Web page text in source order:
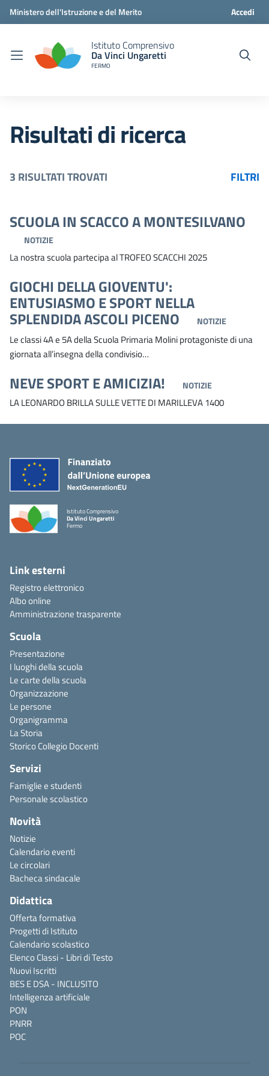
Ministero dell'Istruzione e del Merito Accedi
Istituto Comprensivo
Da Vinci Ungaretti
FERMO
Risultati di ricerca
3 RISULTATI TROVATI FILTRI
SCUOLA IN SCACCO A MONTESILVANO
NOTIZIE
La nostra scuola partecipa al TROFEO SCACCHI 2025
GIOCHI DELLA GIOVENTU':
ENTUSIASMO E SPORT NELLA
SPLENDIDA ASCOLI PICENO NOTIZIE
Le classi 4A e 5A della Scuola Primaria Molini protagoniste di una
giornata all’insegna della condivisio…
NEVE SPORT E AMICIZIA! NOTIZIE
LA LEONARDO BRILLA SULLE VETTE DI MARILLEVA 1400
Istituto Comprensivo
Da Vinci Ungaretti
Fermo
Link esterni
Registro elettronico
Albo online
Amministrazione trasparente
Scuola
Presentazione
I luoghi della scuola
Le carte della scuola
Organizzazione
Le persone
Organigramma
La Storia
Storico Collegio Docenti
Servizi
Famiglie e studenti
Personale scolastico
Novità
Notizie
Calendario eventi
Le circolari
Bacheca sindacale
Didattica
Offerta formativa
Progetti di Istituto
Calendario scolastico
Elenco Classi - Libri di Testo
Nuovi Iscritti
BES E DSA - INCLUSITO
Intelligenza artificiale
PON
PNRR
POC